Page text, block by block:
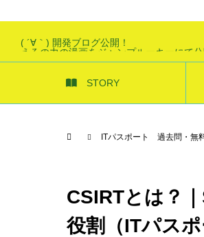
STORY
( ´∀｀) 開発ブログ公開！
えろの力の漫画をジャンプルーキーにて
ITパスポート 過去問・無
CSIRTとは？
役割（ITパス